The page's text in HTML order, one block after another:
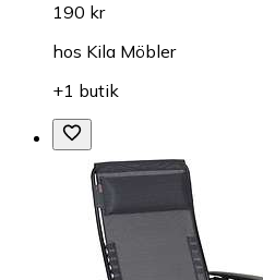
190 kr
hos Kila Möbler
+1 butik